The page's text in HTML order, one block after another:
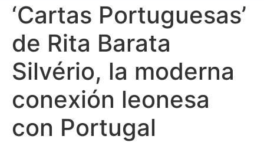
‘Cartas Portuguesas’
de Rita Barata
Silvério, la moderna
conexión leonesa
con Portugal